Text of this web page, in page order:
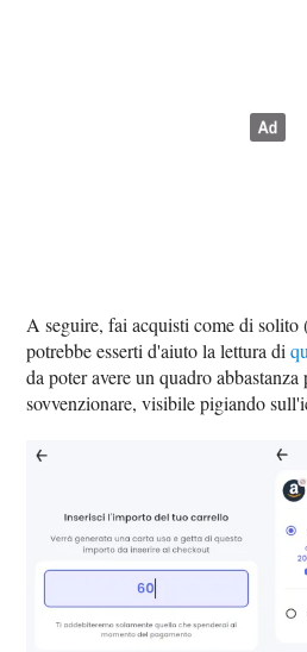
A seguire, fai acquisti come di solito
potrebbe esserti d'aiuto la lettura di
da poter avere un quadro
sovvenzionare, visibile pigiando